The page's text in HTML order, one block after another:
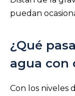
puedan
¿Qué
agua con
Con los niveles